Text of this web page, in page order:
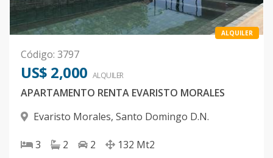
ALQUILER
Código: 3797
US$ 2,000 ALQUILER
APARTAMENTO RENTA EVARISTO MORALES
Evaristo Morales, Santo Domingo D.N.
3 2 2 132 Mt2